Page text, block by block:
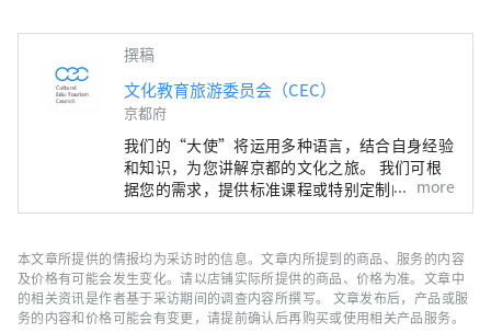
撰稿
文化教育旅游委员会（CEC）
京都府
我们的“大使”将运用多种语言，结合自身经验
和知识，为您讲解京都的文化之旅。 我们可根
据您的需求，提供标准课程或特别定制的一日课
程，助您在京都度过难忘的时光。您将有机会了
化、传统表演艺术等，并结识当地居民，留下美
好的回忆。 除了导览游，我们还提供各种特别
体验，从利用独特场地举办的活动，到让您充分
体验四季京都文化的方案。
more
本文章所提供的情报均为采访时的信息。文章内所提到的商品、服务的内容
及价格有可能会发生变化。请以店铺实际所提供的商品、价格为准。文章中
的相关资讯是作者基于采访期间的调查内容所撰写。 文章发布后，产品或服
务的内容和价格可能会有变更，请提前确认后再购买或使用相关产品服务。